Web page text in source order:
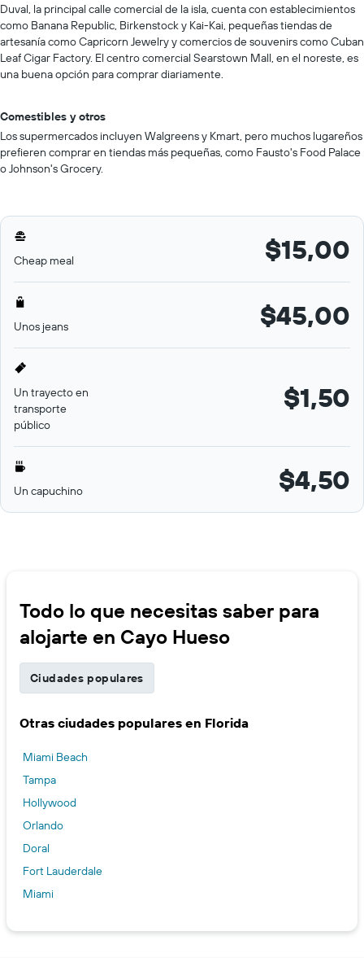
Duval, la principal calle comercial de la isla, cuenta con establecimientos
como Banana Republic, Birkenstock y Kai-Kai, pequeñas tiendas de
artesanía como Capricorn Jewelry y comercios de souvenirs como Cuban
Leaf Cigar Factory. El centro comercial Searstown Mall, en el noreste, es
una buena opción para comprar diariamente.
Comestibles y otros
Los supermercados incluyen Walgreens y Kmart, pero muchos lugareños
prefieren comprar en tiendas más pequeñas, como Fausto's Food Palace
o Johnson's Grocery.
Cheap meal $15,00
Unos jeans $45,00
Un trayecto en
transporte
público
$1,50
Un capuchino $4,50
Todo lo que necesitas saber para
alojarte en Cayo Hueso
Ciudades populares
Otras ciudades populares en Florida
Miami Beach
Tampa
Hollywood
Orlando
Doral
Fort Lauderdale
Miami